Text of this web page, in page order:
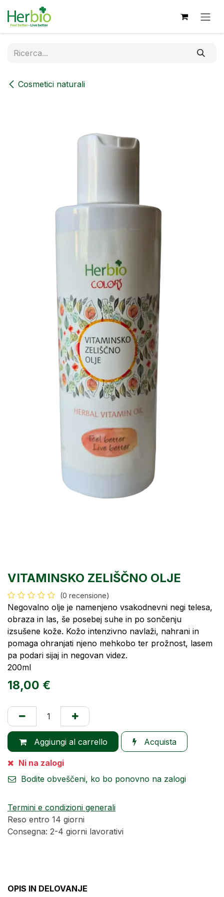
Passa al contenuto
Cosmetici naturali
VITAMINSKO ZELIŠČNO OLJE
(0 recensione)
Negovalno olje je namenjeno vsakodnevni negi telesa,
obraza in las, še posebej suhe in po sončenju
izsušene kože. Kožo intenzivno navlaži, nahrani in
pomaga ohranjati njeno mehkobo ter prožnost, lasem
pa podari sijaj in negovan videz.
200ml
18,00 €
Aggiungi al carrello Acquista
Ni na zalogi
Bodite obveščeni, ko bo ponovno na zalogi
Termini e condizioni generali
Reso entro 14 giorni
Consegna: 2-4 giorni lavorativi
OPIS IN DELOVANJE